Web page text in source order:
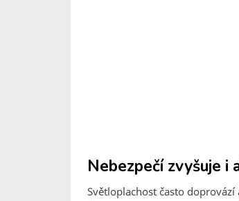
Nebezpečí zvyšuje
Světloplachost často